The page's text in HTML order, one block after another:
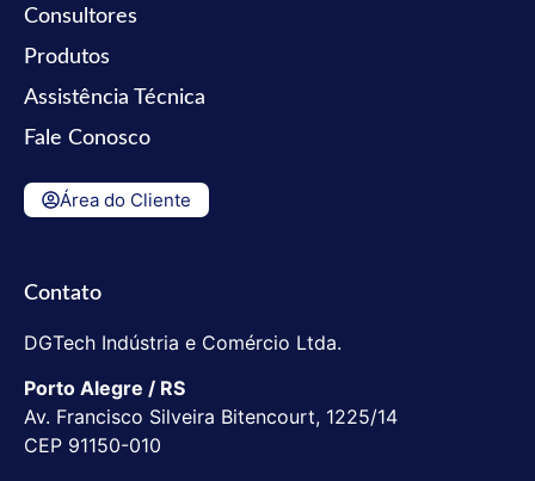
Consultores
Produtos
Assistência Técnica
Fale Conosco
Área do Cliente
Contato
DGTech Indústria e Comércio Ltda.
Porto Alegre / RS
Av. Francisco Silveira Bitencourt, 1225/14
CEP 91150-010